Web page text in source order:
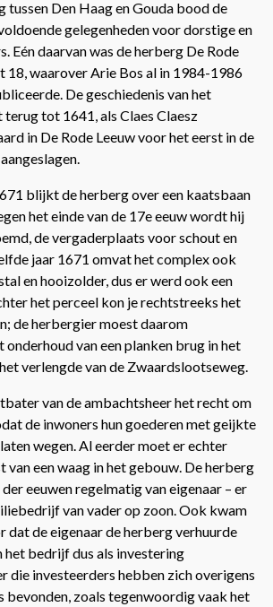
tussen Den Haag en Gouda bood de
gelegenheden voor dorstige en
Eén daarvan was de herberg De Rode
18, waarover Arie Bos al in 1984-1986
De geschiedenis van het
tot 1641, als Claes Claesz
in De Rode Leeuw voor het eerst in de
blijkt de herberg over een kaatsbaan
het einde van de 17e eeuw wordt hij
de vergaderplaats voor schout en
jaar 1671 omvat het complex ook
en hooizolder, dus er werd ook een
het perceel kon je rechtstreeks het
de herbergier moest daarom
onderhoud van een planken brug in het
verlengde van de Zwaardslootseweg.
van de ambachtsheer het recht om
de inwoners hun goederen met geijkte
wegen. Al eerder moet er echter
van een waag in het gebouw. De herberg
eeuwen regelmatig van eigenaar – er
van vader op zoon. Ook kwam
dat de eigenaar de herberg verhuurde
het bedrijf dus als investering
die investeerders hebben zich overigens
zoals tegenwoordig vaak het